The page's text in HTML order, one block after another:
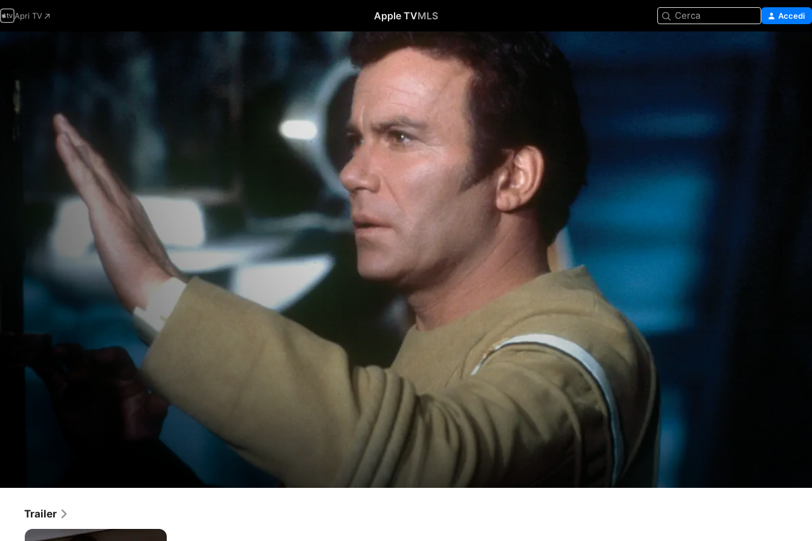
Apri TV Apple TVMLS Cerca Accedi
Film ·Fantascienza
Trailer